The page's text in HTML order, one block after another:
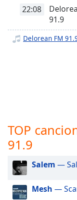
descriptions
selected
subtitles
off,
selected
Audio
Track
Picture-
22:08
91.9
Delorean FM
TOP
91.9
Salem —
Mesh —